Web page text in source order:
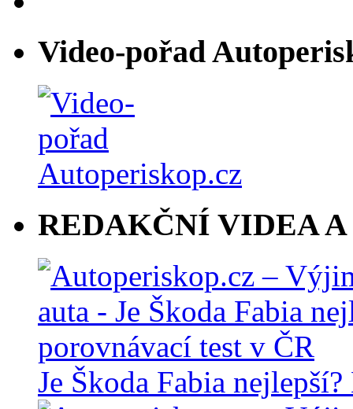
Video-pořad
REDAKČNÍ VIDEA A
Je Škoda Fabia